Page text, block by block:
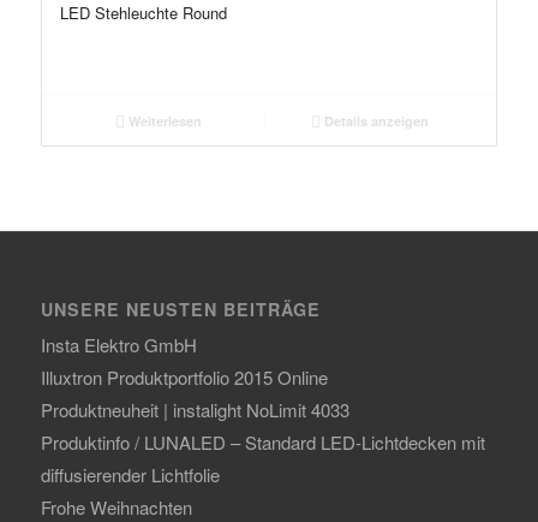
LED Stehleuchte Round
Weiterlesen Details anzeigen
UNSERE NEUSTEN BEITRÄGE
Insta Elektro GmbH
Illuxtron Produktportfolio 2015 Online
Produktneuheit | instalight NoLimit 4033
Produktinfo / LUNALED – Standard LED-Lichtdecken mit
diffusierender Lichtfolie
Frohe Weihnachten